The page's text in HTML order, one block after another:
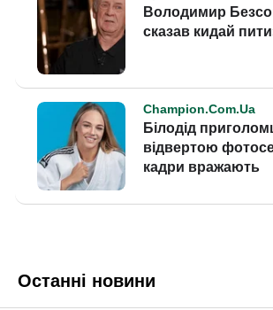
Останні новини